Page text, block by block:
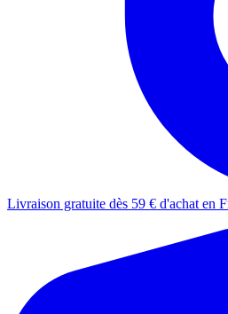
Livraison gratuite dès 59 € d'achat en